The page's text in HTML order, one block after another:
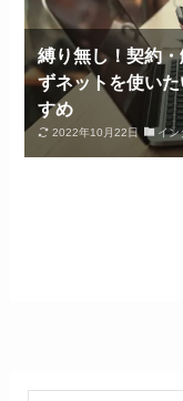
縛り無し！契約
ずネットを使い
すめ
2022年10月22日 イン